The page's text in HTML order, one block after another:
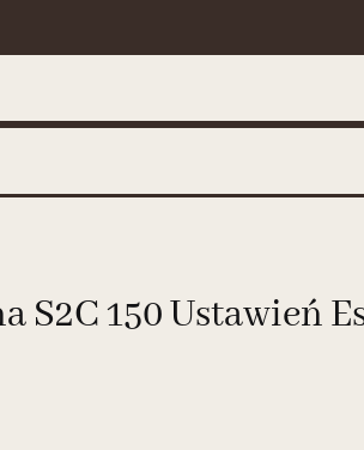
150 Ustawień